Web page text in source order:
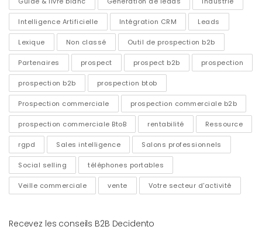
Intelligence Artificielle Intégration CRM Leads
Lexique Non classé Outil de prospection b2b
Partenaires prospect prospect b2b prospection
prospection b2b prospection btob
Prospection commerciale prospection commerciale b2b
prospection commerciale BtoB rentabilité Ressource
rgpd Sales intelligence Salons professionnels
Social selling téléphones portables
Veille commerciale vente Votre secteur d'activité
Recevez les conseils B2B Decidento